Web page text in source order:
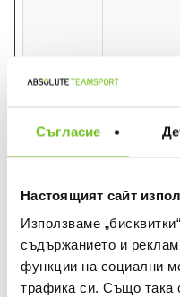
Съгласие
Настоящият сайт
Използваме
съдържанието и
функции на социални
трафика си. Също така
_ga
www.abs
teamspo